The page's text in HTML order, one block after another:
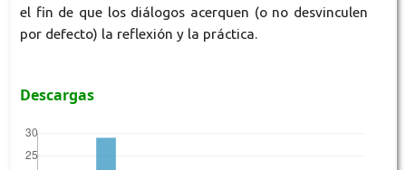
el fin de que los diálogos acerquen (o no desvinculen
por defecto) la reflexión y la práctica.
Descargas